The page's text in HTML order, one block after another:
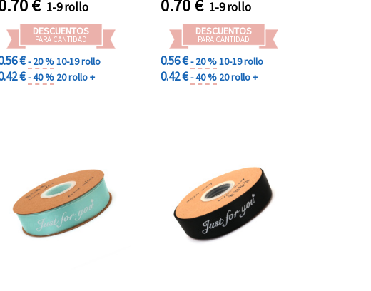
€ 1-9 rollo
DESCUENTOS
PARA CANTIDAD
€- 20 %10-19 rollo
€- 40 % 20 rollo +
0.70€ 1-9 rollo
DESCUENTOS
PARA CANTIDAD
0.56 €- 20 %10-19 rollo
0.42 €- 40 % 20 rollo +